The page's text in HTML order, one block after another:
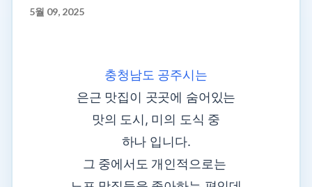
5월 09, 2025
충청남도 공주시는
은근 맛집이 곳곳에 숨어있는
맛의 도시, 미의 도식 중
하나 입니다.
그 중에서도 개인적으로는